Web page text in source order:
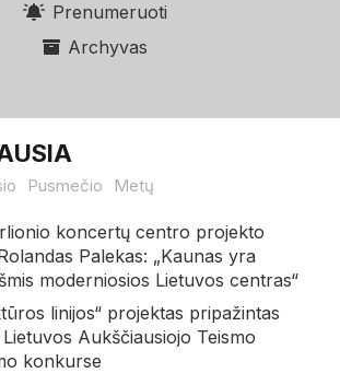
Prenumeruoti
Archyvas
Pusmečio Metų
koncertų centro projekto
Palekas: „Kaunas yra
moderniosios Lietuvos centras“
linijos“ projektas pripažintas
Aukščiausiojo Teismo
konkurse